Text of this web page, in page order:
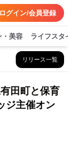
ログイン/会員登録
・美容 ライフスタ
リリース一覧
田町と保育
ジ主催オン